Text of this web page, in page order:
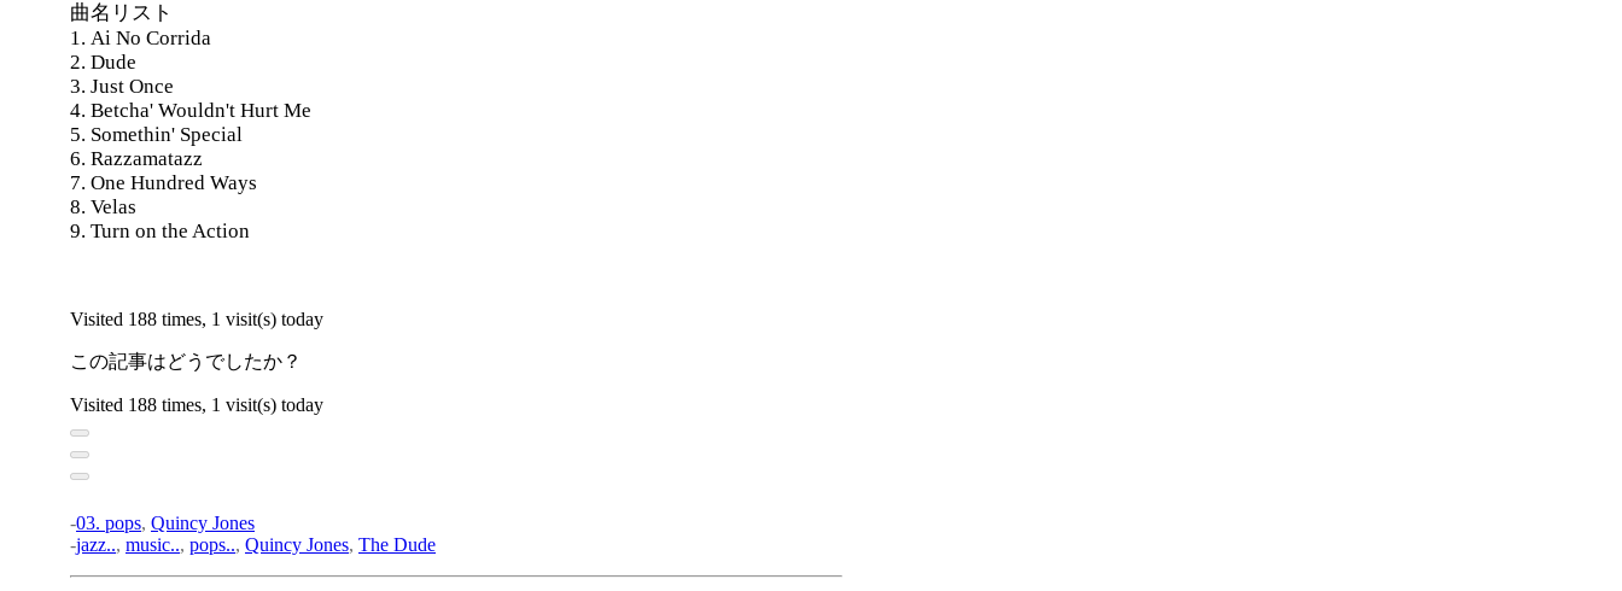
曲名リスト
1. Ai No Corrida
2. Dude
3. Just Once
4. Betcha' Wouldn't Hurt Me
5. Somethin' Special
6. Razzamatazz
7. One Hundred Ways
8. Velas
9. Turn on the Action
Visited 188 times, 1 visit(s) today
この記事はどうでしたか？
Visited 188 times, 1 visit(s) today
-03. pops, Quincy Jones
-jazz.., music.., pops.., Quincy Jones, The Dude